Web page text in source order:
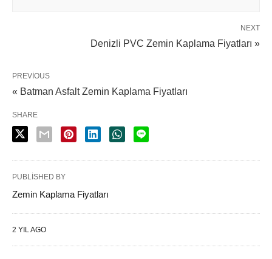
NEXT
Denizli PVC Zemin Kaplama Fiyatları »
PREVIOUS
« Batman Asfalt Zemin Kaplama Fiyatları
SHARE
PUBLISHED BY
Zemin Kaplama Fiyatları
2 YIL AGO